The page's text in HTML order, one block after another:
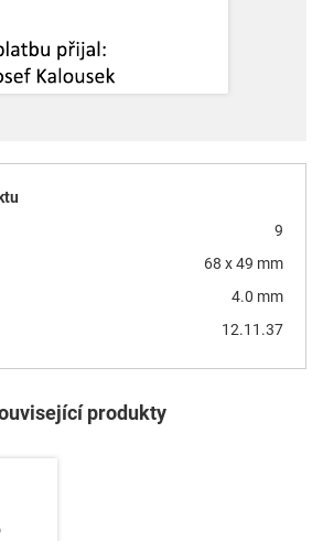
9
68 x 49 mm
4.0 mm
12.11.37
produkty